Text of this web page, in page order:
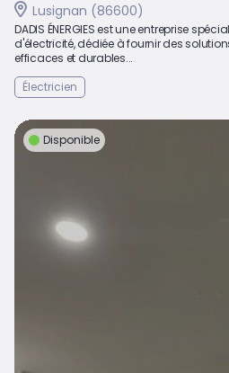
Lusignan (86600)
DADIS ÉNERGIES est une entreprise
d'électricité, dédiée à fournir des
efficaces et durables...
Électricien
Disponible